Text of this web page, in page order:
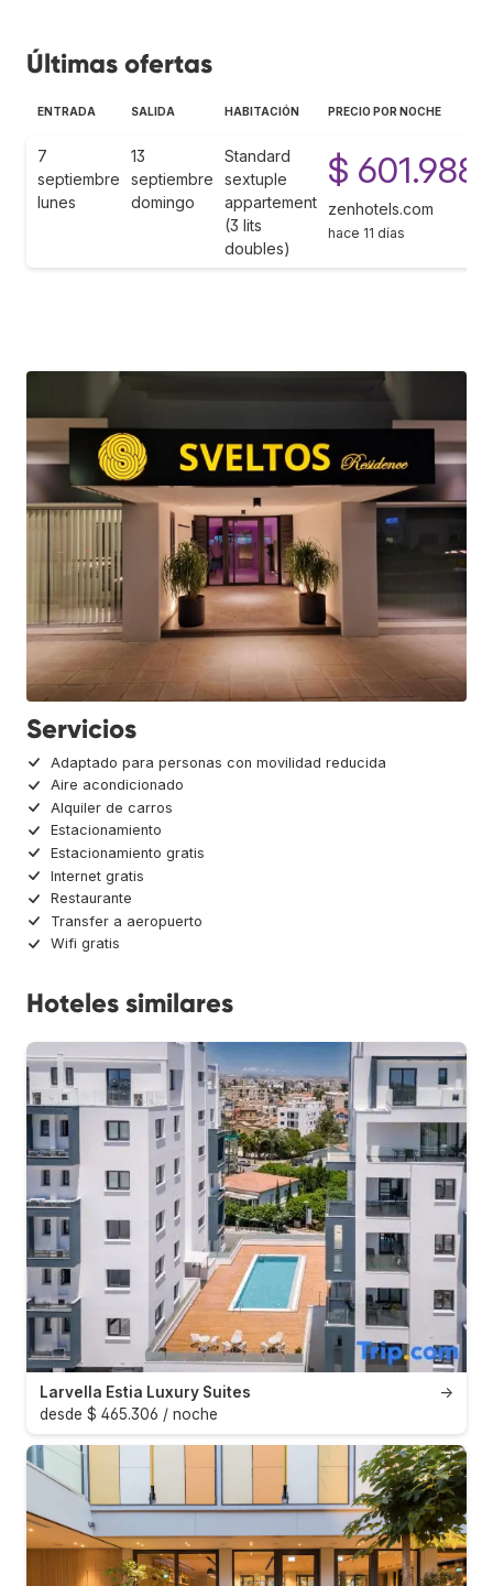
Últimas ofertas
ENTRADA SALIDA HABITACIÓN PRECIO POR NOCHE
7
septiembre
lunes
13
septiembre
domingo
Standard
sextuple
appartement
(3 lits
doubles)
$ 601.988
zenhotels.com
hace 11 días
Servicios
Adaptado para personas con movilidad reducida
Aire acondicionado
Alquiler de carros
Estacionamiento
Estacionamiento gratis
Internet gratis
Restaurante
Transfer a aeropuerto
Wifi gratis
Hoteles similares
→
Larvella Estia Luxury Suites
desde $ 465.306 / noche